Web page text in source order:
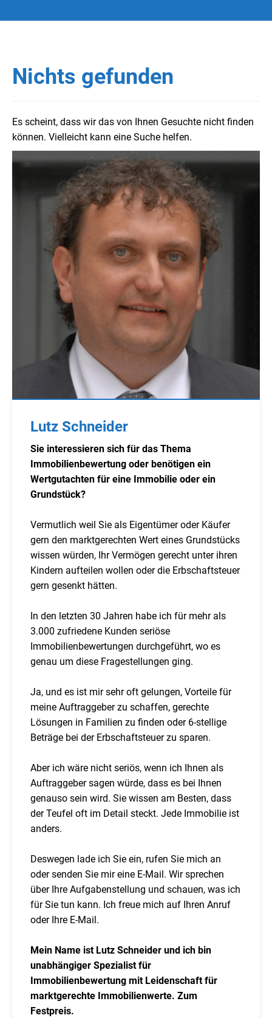
Nichts gefunden
Es scheint, dass wir das von Ihnen Gesuchte nicht finden
können. Vielleicht kann eine Suche helfen.
Lutz Schneider
Sie interessieren sich für das Thema
Immobilienbewertung oder benötigen ein
Wertgutachten für eine Immobilie oder ein
Grundstück?
Vermutlich weil Sie als Eigentümer oder Käufer
gern den marktgerechten Wert eines Grundstücks
wissen würden, Ihr Vermögen gerecht unter ihren
Kindern aufteilen wollen oder die Erbschaftsteuer
gern gesenkt hätten.
In den letzten 30 Jahren habe ich für mehr als
3.000 zufriedene Kunden seriöse
Immobilienbewertungen durchgeführt, wo es
genau um diese Fragestellungen ging.
Ja, und es ist mir sehr oft gelungen, Vorteile für
meine Auftraggeber zu schaffen, gerechte
Lösungen in Familien zu finden oder 6-stellige
Beträge bei der Erbschaftsteuer zu sparen.
Aber ich wäre nicht seriös, wenn ich Ihnen als
Auftraggeber sagen würde, dass es bei Ihnen
genauso sein wird. Sie wissen am Besten, dass
der Teufel oft im Detail steckt. Jede Immobilie ist
anders.
Deswegen lade ich Sie ein, rufen Sie mich an
oder senden Sie mir eine E-Mail. Wir sprechen
über Ihre Aufgabenstellung und schauen, was ich
für Sie tun kann. Ich freue mich auf Ihren Anruf
oder Ihre E-Mail.
Mein Name ist Lutz Schneider und ich bin
unabhängiger Spezialist für
Immobilienbewertung mit Leidenschaft für
marktgerechte Immobilienwerte. Zum
Festpreis.